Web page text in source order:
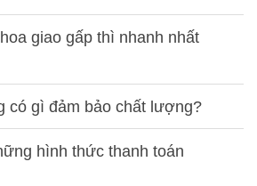
giao gấp thì nhanh nhất
có gì đảm bảo chất lượng?
hình thức thanh toán